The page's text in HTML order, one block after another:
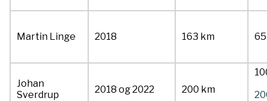
Martin Linge 2018 163 km 65
Johan
Sverdrup
2018 og 2022 200 km